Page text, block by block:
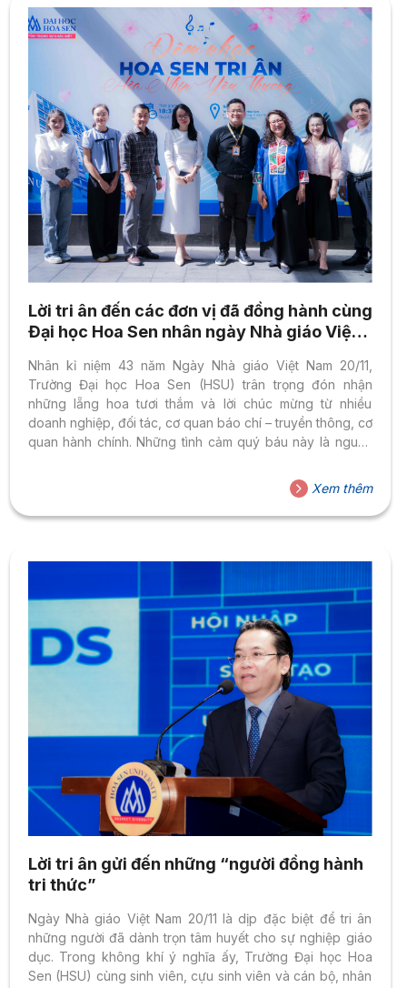
Lời tri ân đến các đơn vị đã đồng hành cùng
Đại học Hoa Sen nhân ngày Nhà giáo Việt
Nhân kỉ niệm 43 năm Ngày Nhà giáo Việt Nam 20/11,
Trường Đại học Hoa Sen (HSU) trân trọng đón nhận
những lẵng hoa tươi thắm và lời chúc mừng từ nhiều
doanh nghiệp, đối tác, cơ quan báo chí – truyền thông, cơ
quan hành chính. Những tình cảm quý báu này là nguồn
trình giáo dục và phát triển cộng đồng tri thức. Đồng hành
cùng Đại học Hoa Sen trong hành trình lan tỏa giá trị tốt
đẹp Ngày Nhà giáo Việt Nam 20/11 luôn là...
Xem thêm
Lời tri ân gửi đến những “người đồng hành
tri thức”
Ngày Nhà giáo Việt Nam 20/11 là dịp đặc biệt để tri ân
những người đã dành trọn tâm huyết cho sự nghiệp giáo
dục. Trong không khí ý nghĩa ấy, Trường Đại học Hoa
Sen (HSU) cùng sinh viên, cựu sinh viên và cán bộ, nhân